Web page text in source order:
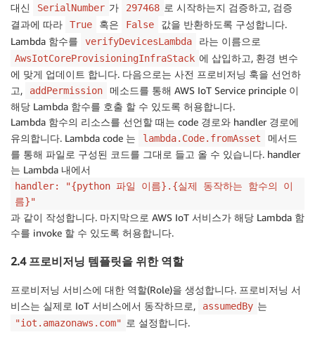
대신
SerialNumber 가 297468 로 시작하는지 검증하고, 검증
결과에 따라
True 혹은 False
값을 반환하도록 구성합니다.
Lambda 함수를
verifyDevicesLambda 라는 이름으로
AwsIotCoreProvisioningInfraStack 에 삽입하고, 환경 변수
에 맞게 업데이트 합니다. 다음으로는 사전 프로비저닝 훅을 선언하
고,
addPermission
메소드를 통해 AWS IoT Service principle 이
해당 Lambda 함수를 호출 할 수 있도록 허용합니다.
Lambda 함수의 리소스를 선언할 때는 code 경로와 handler 경로에
유의합니다. Lambda code 는
lambda.Code.fromAsset
메서드
를 통해 파일로 구성된 코드를 그대로 들고 올 수 있습니다. handler
는 Lambda 내에서
handler: "{python 파일 이름}.{실제 동작하는 함수의 이
름}"
과 같이 작성합니다. 마지막으로 AWS IoT 서비스가 해당 Lambda 함
수를 invoke 할 수 있도록 허용합니다.
2.4 프로비저닝 템플릿을 위한 역할
프로비저닝 서비스에 대한 역할(Role)을 생성합니다. 프로비저닝 서
비스는 실제로 IoT 서비스에서 동작하므로,
assumedBy 는
"iot.amazonaws.com" 로 설정합니다.